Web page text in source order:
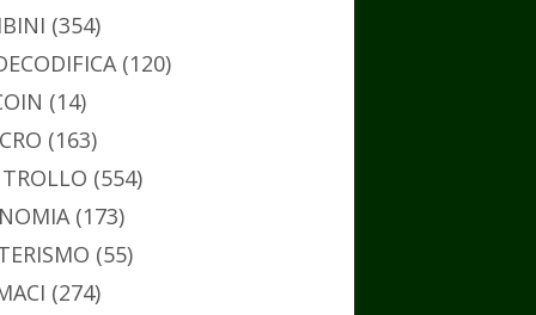
(354)
(120)
(14)
(163)
(554)
(173)
(55)
(274)